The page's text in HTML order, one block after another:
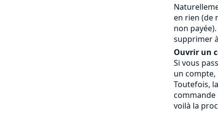
en rien (de
non
supprimer
Ouvrir un
Si vous
un compte,
Toutefois,
commande
voilà la